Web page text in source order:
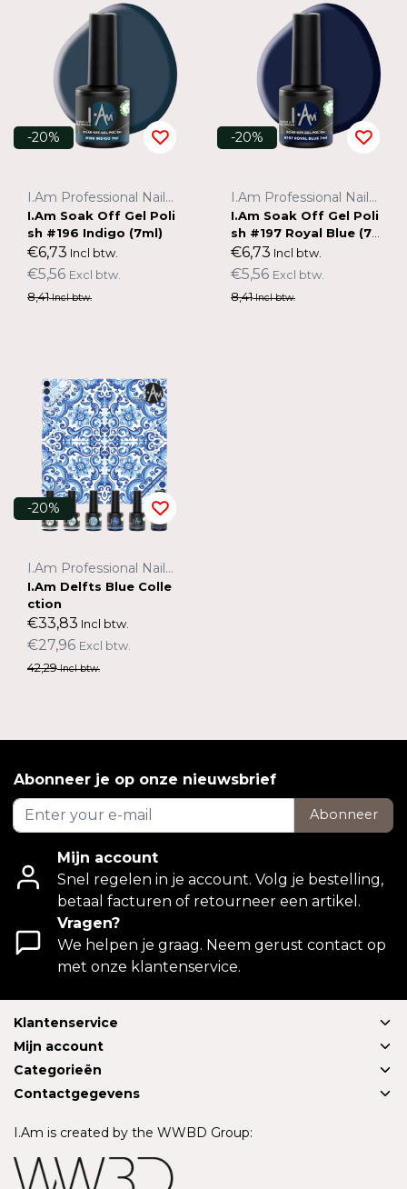
-20%
I.Am Professional Nail Systems
I.Am Soak Off Gel Poli
sh #196 Indigo (7ml)
€6,73 Incl btw.
€5,56 Excl btw.
8,41Incl btw.
-20%
I.Am Professional Nail Systems
I.Am Soak Off Gel Poli
sh #197 Royal Blue (7
ml)
€6,73 Incl btw.
€5,56 Excl btw.
8,41Incl btw.
-20%
I.Am Professional Nail Systems
I.Am Delfts Blue Colle
ction
€33,83 Incl btw.
€27,96 Excl btw.
42,29Incl btw.
Abonneer je op onze nieuwsbrief
Abonneer
Mijn account
Snel regelen in je account. Volg je bestelling,
betaal facturen of retourneer een artikel.
Vragen?
We helpen je graag. Neem gerust contact op
met onze klantenservice.
Klantenservice
Mijn account
Categorieën
Contactgegevens
I.Am is created by the WWBD Group: